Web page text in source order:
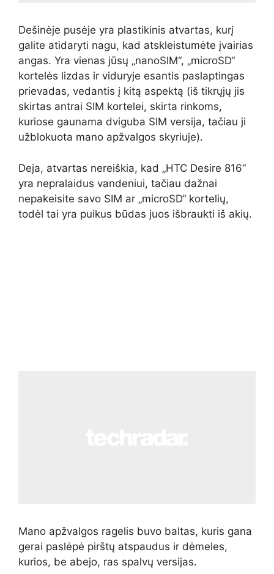
Dešinėje pusėje yra plastikinis atvartas, kurį
galite atidaryti nagu, kad atskleistumėte įvairias
angas. Yra vienas jūsų „nanoSIM“, „microSD“
kortelės lizdas ir viduryje esantis paslaptingas
prievadas, vedantis į kitą aspektą (iš tikrųjų jis
skirtas antrai SIM kortelei, skirta rinkoms,
kuriose gaunama dviguba SIM versija, tačiau ji
užblokuota mano apžvalgos skyriuje).
Deja, atvartas nereiškia, kad „HTC Desire 816“
yra nepralaidus vandeniui, tačiau dažnai
nepakeisite savo SIM ar „microSD“ kortelių,
todėl tai yra puikus būdas juos išbraukti iš akių.
Mano apžvalgos ragelis buvo baltas, kuris gana
gerai paslėpė pirštų atspaudus ir dėmeles,
kurios, be abejo, ras spalvų versijas.